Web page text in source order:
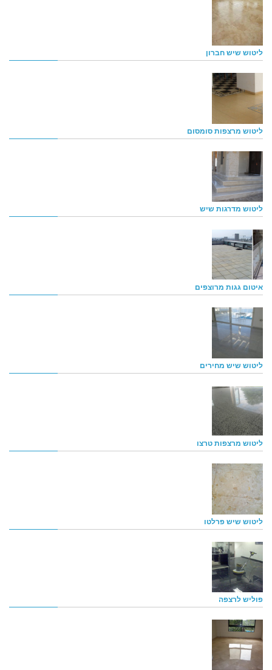
ליטוש שיש חברון
ליטוש מרצפות סומסום
ליטוש מדרגות שיש
איטום גגות מרוצפים
ליטוש שיש מחירים
ליטוש מרצפות טרצו
ליטוש שיש פרלטו
פוליש לרצפה